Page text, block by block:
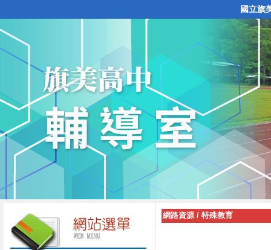
國立旗
網路資源/ 特殊教育